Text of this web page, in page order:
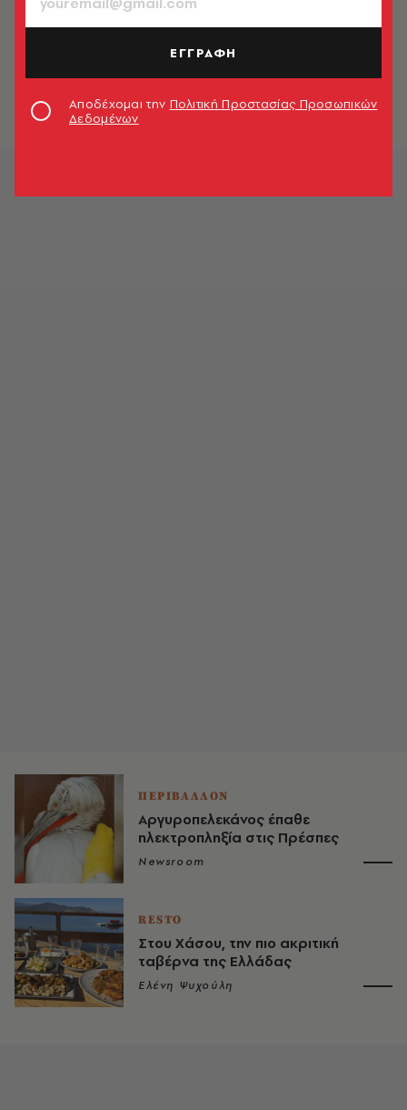
Η Μικρή Πρέσπα κινδυνεύει από την
δραματικά η στάθμη της με μεγάλες
συνέπειες στη βιοποικιλότητα
Newsroom
ΠΕΡΙΒΑΛΛΟΝ
Αργυροπελεκάνος έπαθε
ηλεκτροπληξία στις Πρέσπες
Newsroom
RESTO
Στου Χάσου, την πιο ακριτική
ταβέρνα της Ελλάδας
Ελένη Ψυχούλη
ΕΓΓΡΑΦΗ
Αποδέχομαι την Πολιτική Προστασίας Προσωπικών
Δεδομένων